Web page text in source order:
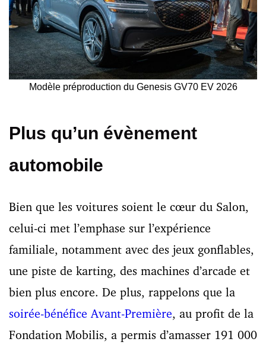
Modèle préproduction du Genesis GV70 EV 2026
Plus qu’un évènement
automobile
Bien que les voitures soient le cœur du Salon,
celui-ci met l’emphase sur l’expérience
familiale, notamment avec des jeux gonflables,
une piste de karting, des machines d’arcade et
bien plus encore. De plus, rappelons que la
soirée-bénéfice Avant-Première, au profit de la
Fondation Mobilis, a permis d’amasser 191 000